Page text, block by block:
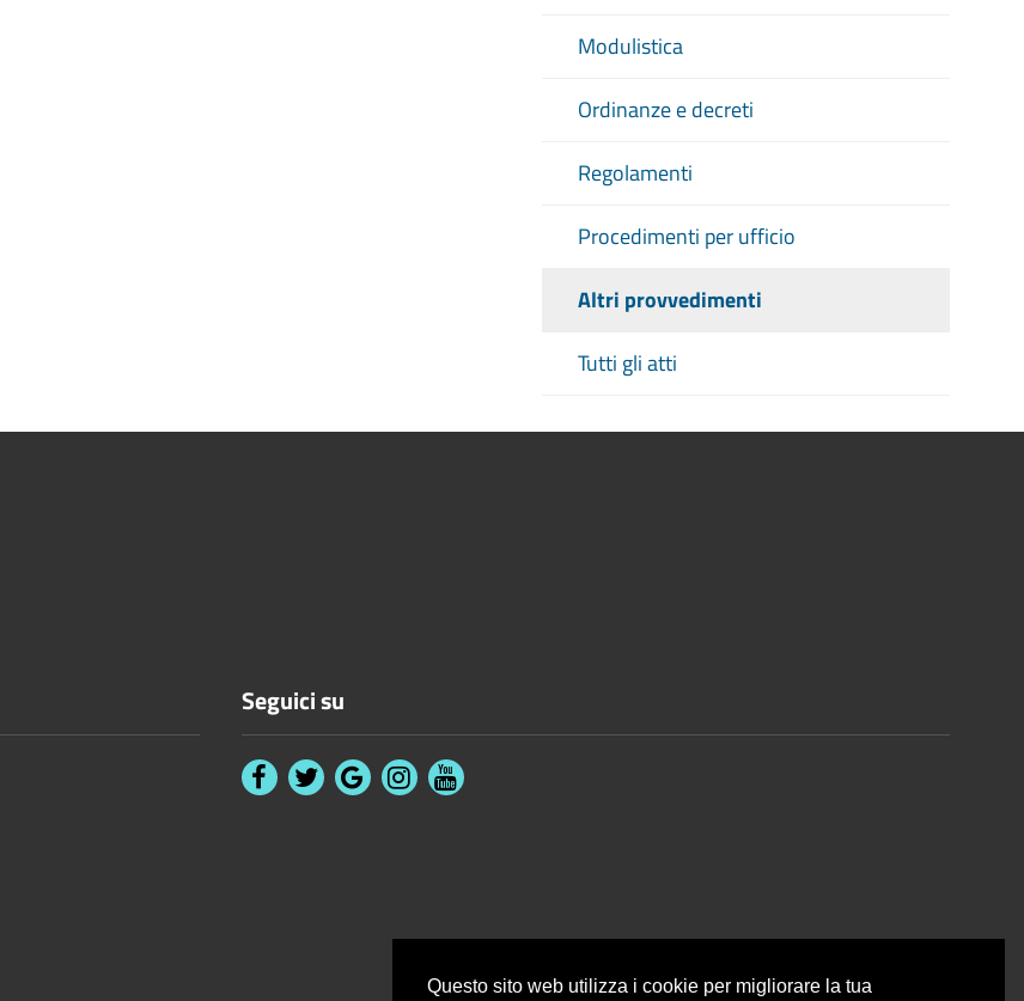
Questo sito web utilizza i cookie per migliorare la tua
Modulistica
Ordinanze e decreti
Regolamenti
Procedimenti per ufficio
Altri provvedimenti
Tutti gli atti
Seguici su